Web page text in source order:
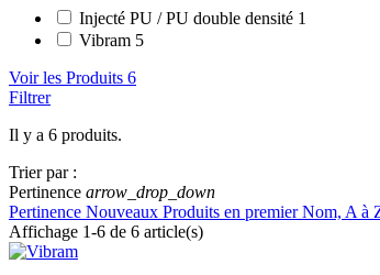
Injecté PU / PU double densité 1
Vibram 5
Voir les Produits 6
Filtrer
Il y a 6 produits.
Trier par :
Pertinence arrow_drop_down
Pertinence Nouveaux Produits en premierNom, A à
Affichage 1-6 de 6 article(s)